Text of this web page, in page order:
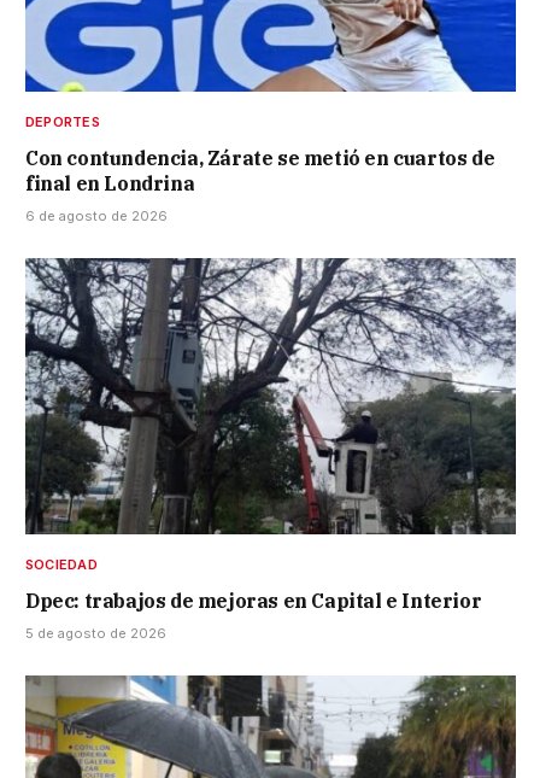
DEPORTES
Con contundencia, Zárate se metió en cuartos de
final en Londrina
6 de agosto de 2026
SOCIEDAD
Dpec: trabajos de mejoras en Capital e Interior
5 de agosto de 2026